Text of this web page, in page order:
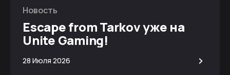
Новость
Escape from Tarkov уже на
Unite Gaming!
28 Июля 2026 >